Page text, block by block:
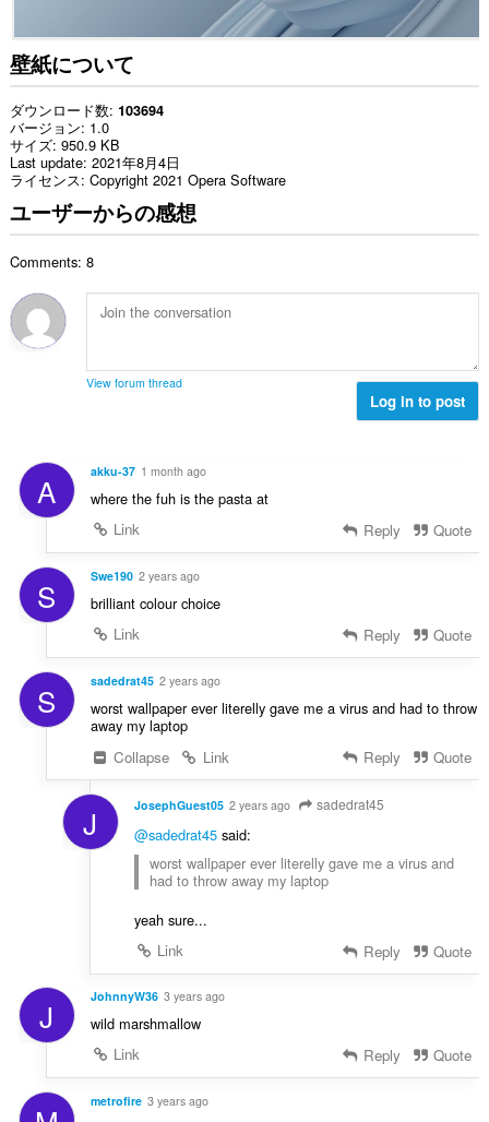
壁紙について
ダウンロード数 103694
バージョン 1.0
サイズ 950.9 KB
Last update 2021年8月4日
ライセンス Copyright 2021 Opera Software
ユーザーからの感想
Comments: 8
View forum thread
Log in to post
A akku-37 1 month ago
where the fuh is the pasta at
Link
Reply Quote
S Swe190 2 years ago
brilliant colour choice
Link
Reply Quote
S sadedrat45 2 years ago
worst wallpaper ever literelly gave me a virus and had to throw
away my laptop
Collapse
Link Reply Quote
J JosephGuest05 2 years ago sadedrat45
@sadedrat45said:
worst wallpaper ever literelly gave me a virus and
had to throw away my laptop
yeah sure...
Link
Reply Quote
J JohnnyW36 3 years ago
wild marshmallow
Link
Reply Quote
metrofire 3 years ago